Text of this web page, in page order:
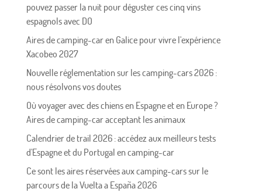
pouvez passer la nuit pour déguster ces cinq vins
espagnols avec DO
Aires de camping-car en Galice pour vivre l'expérience
Xacobeo 2027
Nouvelle réglementation sur les camping-cars 2026 :
nous résolvons vos doutes
Où voyager avec des chiens en Espagne et en Europe ?
Aires de camping-car acceptant les animaux
Calendrier de trail 2026 : accédez aux meilleurs tests
d'Espagne et du Portugal en camping-car
Ce sont les aires réservées aux camping-cars sur le
parcours de la Vuelta a España 2026